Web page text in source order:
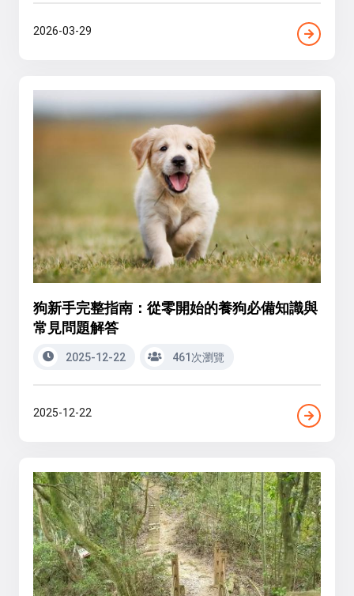
2026-03-29
狗新手完整指南：從零開始的養狗必備知識與
常見問題解答
2025-12-22 461次瀏覽
2025-12-22